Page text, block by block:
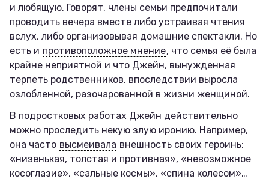
и любящую. Говорят, члены семьи предпочитали
проводить вечера вместе либо устраивая чтения
вслух, либо организовывая домашние спектакли. Но
есть и противоположное мнение, что семья её была
крайне неприятной и что Джейн, вынужденная
терпеть родственников, впоследствии выросла
озлобленной, разочарованной в жизни женщиной.
В подростковых работах Джейн действительно
можно проследить некую злую иронию. Например,
она часто высмеивала внешность своих героинь:
«низенькая, толстая и противная», «невозможное
косоглазие», «сальные космы», «спина колесом»…